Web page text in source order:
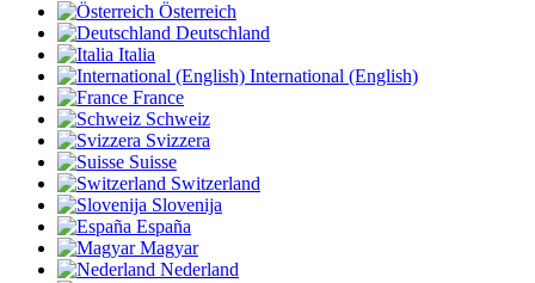
Österreich
Deutschland
Italia
International (English)
France
Schweiz
Svizzera
Suisse
Switzerland
Slovenija
España
Magyar
Nederland